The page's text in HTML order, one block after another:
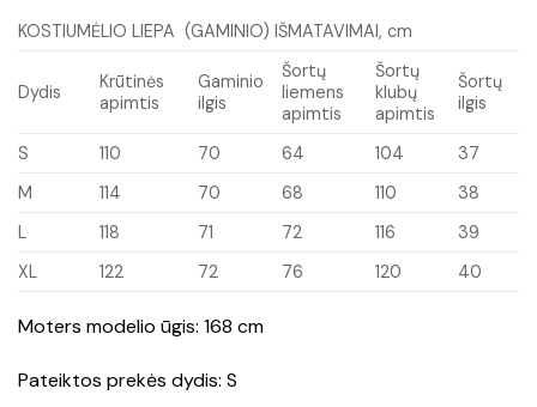
KOSTIUMĖLIO LIEPA (GAMINIO) IŠMATAVIMAI, cm
Dydis
Krūtinės
apimtis
Gaminio
ilgis
Šortų
liemens
apimtis
Šortų
klubų
apimtis
Šortų
ilgis
S 110 70 64 104
37
M
114 70 68 110
38
L
118 71 72 116
39
XL
122 72 76 120 40
Moters modelio ūgis: 168 cm
Pateiktos prekės dydis: S